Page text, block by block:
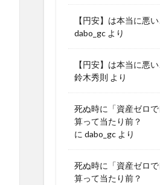
【円安】は本当に悪
dabo_gc より
【円安】は本当に悪
鈴木秀則 より
死ぬ時に「資産ゼロ
算って当たり前？
に dabo_gc より
死ぬ時に「資産ゼロ
算って当たり前？